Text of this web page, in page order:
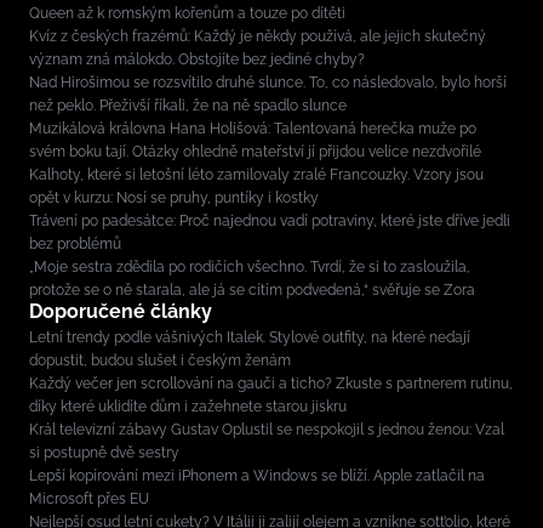
Queen až k romským kořenům a touze po dítěti
Kvíz z českých frazémů: Každý je někdy používá, ale jejich skutečný
význam zná málokdo. Obstojíte bez jediné chyby?
Nad Hirošimou se rozsvítilo druhé slunce. To, co následovalo, bylo horší
než peklo. Přeživší říkali, že na ně spadlo slunce
Muzikálová královna Hana Holišová: Talentovaná herečka muže po
svém boku tají. Otázky ohledně mateřství jí přijdou velice nezdvořilé
Kalhoty, které si letošní léto zamilovaly zralé Francouzky. Vzory jsou
opět v kurzu: Nosí se pruhy, puntíky i kostky
Trávení po padesátce: Proč najednou vadí potraviny, které jste dříve jedli
bez problémů
„Moje sestra zdědila po rodičích všechno. Tvrdí, že si to zasloužila,
protože se o ně starala, ale já se cítím podvedená,“ svěřuje se Zora
Doporučené články
Letní trendy podle vášnivých Italek. Stylové outfity, na které nedají
dopustit, budou slušet i českým ženám
Každý večer jen scrollování na gauči a ticho? Zkuste s partnerem rutinu,
díky které uklidíte dům i zažehnete starou jiskru
Král televizní zábavy Gustav Oplustil se nespokojil s jednou ženou: Vzal
si postupně dvě sestry
Lepší kopírování mezi iPhonem a Windows se blíží. Apple zatlačil na
Microsoft přes EU
Nejlepší osud letní cukety? V Itálii ji zalijí olejem a vznikne sott’olio, které